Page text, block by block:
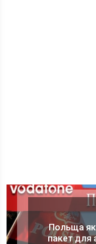
Польща
пакет для